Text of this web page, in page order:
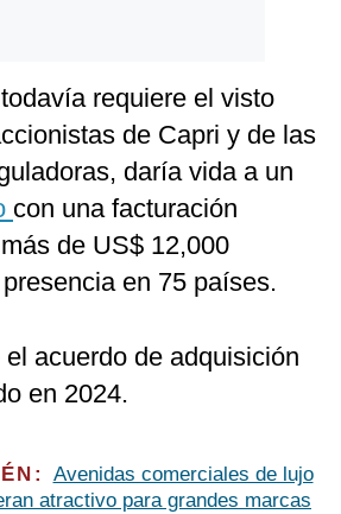
requiere el visto
de Capri y de las
daría vida a un
con una facturación
de US$ 12,000
en 75 países.
acuerdo de adquisición
en 2024.
Avenidas comerciales de lujo
atractivo para grandes marcas